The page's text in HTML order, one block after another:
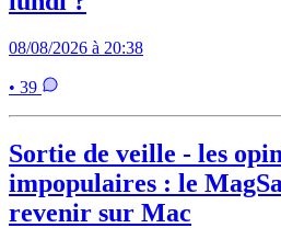
08/08/2026 à 20:38
• 39
Sortie de veille - les
impopulaires : le
revenir sur Mac